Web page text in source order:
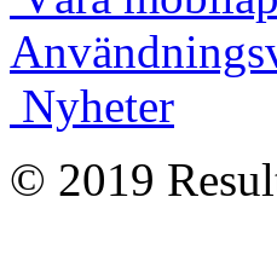
Nyheter
© 2019